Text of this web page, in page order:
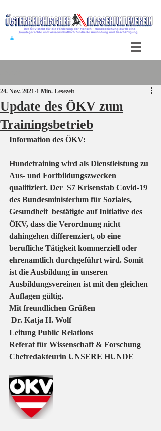
Update des ÖKV zum
Trainingsbetrieb
24. Nov. 2021 1 Min. Lesezeit
Information des ÖKV:
Hundetraining wird als Dienstleistung zu
Aus- und Fortbildungszwecken
qualifiziert. Der  S7 Krisenstab Covid-19
des Bundesministerium für Soziales,
Gesundheit  bestätigte auf Initiative des
ÖKV, dass die Verordnung nicht
dahingehen differenziert, ob eine
berufliche Tätigkeit kommerziell oder
ehrenamtlich durchgeführt wird. Somit
ist die Ausbildung in unseren
Ausbildungsvereinen ist mit den gleichen
Auflagen gültig.
Mit freundlichen Grüßen
Dr. Katja H. Wolf
Leitung Public Relations
Referat für Wissenschaft & Forschung
Chefredakteurin UNSERE HUNDE